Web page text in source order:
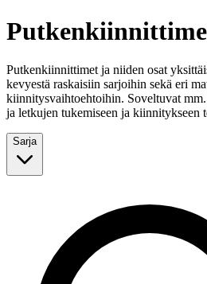
Putkenkiinnittimet ja niiden osat
kevyestä raskaisiin sarjoihin sekä eri
kiinnitysvaihtoehtoihin. Soveltuvat
ja letkujen tukemiseen ja kiinnitykseen
Sarja